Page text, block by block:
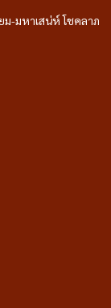
ม-มหาเสน่ห์ โชคลาภ